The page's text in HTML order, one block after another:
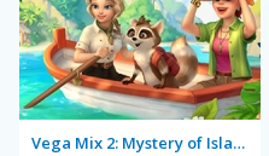
Vega Mix 2: Mystery of Island